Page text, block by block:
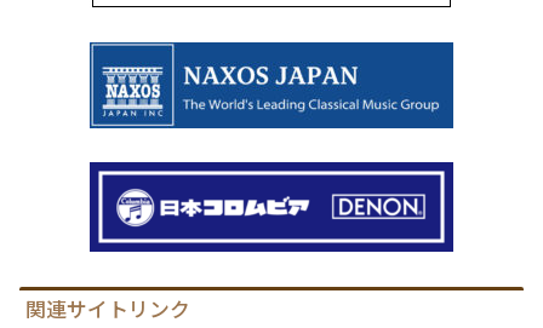
関連サイトリンク